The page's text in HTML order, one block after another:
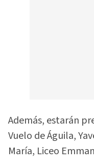
Además, estarán
Vuelo de Águila,
María, Liceo